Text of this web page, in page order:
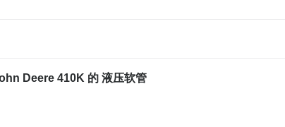
Deere 410K 的 液压软管